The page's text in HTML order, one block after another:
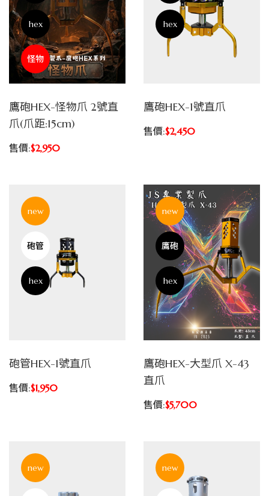
hex
怪物
鷹砲HEX-怪物爪 2號直
爪(爪距:15cm)
售價:$2,950
hex
鷹砲HEX-1號直爪
售價:$2,450
new
砲管
hex
砲管HEX-1號直爪
售價:$1,950
new
鷹砲
hex
鷹砲HEX-大型爪 X-43
直爪
售價:$5,700
new new